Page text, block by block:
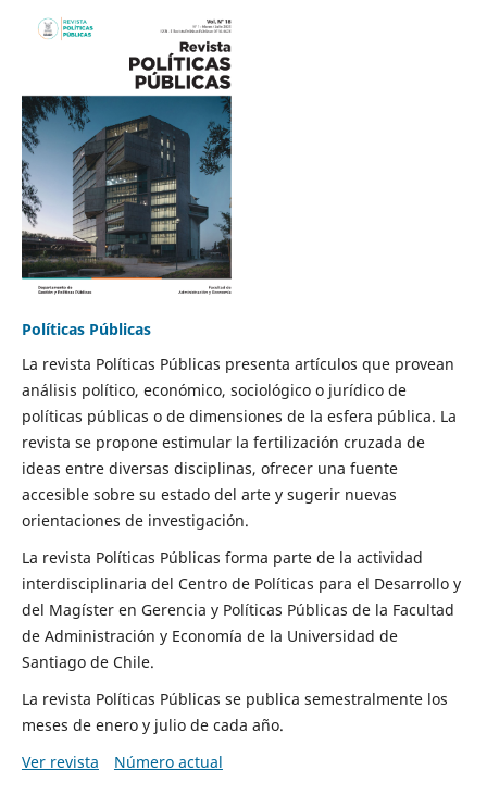
Políticas Públicas
La revista Políticas Públicas presenta artículos que provean
análisis político, económico, sociológico o jurídico de
políticas públicas o de dimensiones de la esfera pública. La
revista se propone estimular la fertilización cruzada de
ideas entre diversas disciplinas, ofrecer una fuente
accesible sobre su estado del arte y sugerir nuevas
orientaciones de investigación.
La revista Políticas Públicas forma parte de la actividad
interdisciplinaria del Centro de Políticas para el Desarrollo y
del Magíster en Gerencia y Políticas Públicas de la Facultad
de Administración y Economía de la Universidad de
Santiago de Chile.
La revista Políticas Públicas se publica semestralmente los
meses de enero y julio de cada año.
Ver revista
Número actual